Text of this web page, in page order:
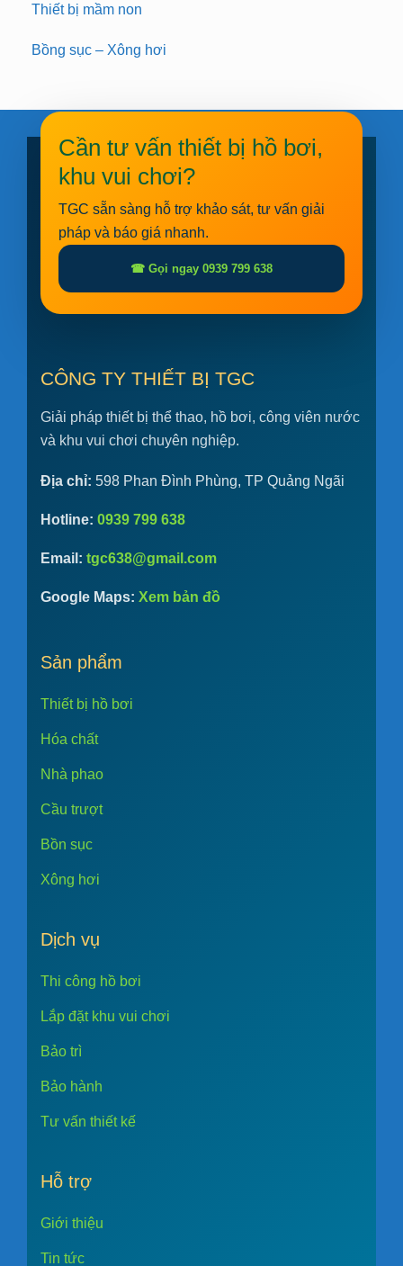
Thiết bị mầm non
Bồng sục – Xông hơi
Cần tư vấn thiết bị hồ bơi,
khu vui chơi?
TGC sẵn sàng hỗ trợ khảo sát, tư vấn giải
pháp và báo giá nhanh.
☎ Gọi ngay 0939 799 638
CÔNG TY THIẾT BỊ TGC
Giải pháp thiết bị thể thao, hồ bơi, công viên nước
và khu vui chơi chuyên nghiệp.
Địa chỉ: 598 Phan Đình Phùng, TP Quảng Ngãi
Hotline: 0939 799 638
Email: tgc638@gmail.com
Google Maps: Xem bản đồ
Sản phẩm
Thiết bị hồ bơi
Hóa chất
Nhà phao
Cầu trượt
Bồn sục
Xông hơi
Dịch vụ
Thi công hồ bơi
Lắp đặt khu vui chơi
Bảo trì
Bảo hành
Tư vấn thiết kế
Hỗ trợ
Giới thiệu
Tin tức